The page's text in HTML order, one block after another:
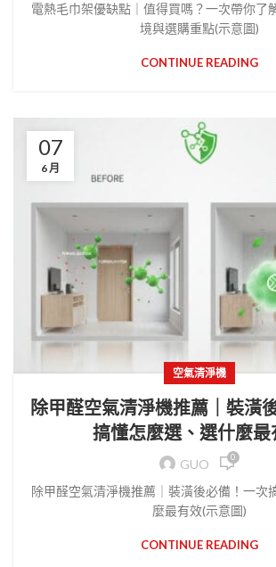
電熱毛巾架優缺點｜值得買嗎？一次帶你了
境與選購重點(示意圖)
CONTINUE READING
07
6 月
空氣清淨機
除甲醛空氣清淨機推薦｜裝潢
搞懂怎麼選、選什麼最
GUO 0
除甲醛空氣清淨機推薦｜裝潢後必備！一次
麼最有效(示意圖)
CONTINUE READING